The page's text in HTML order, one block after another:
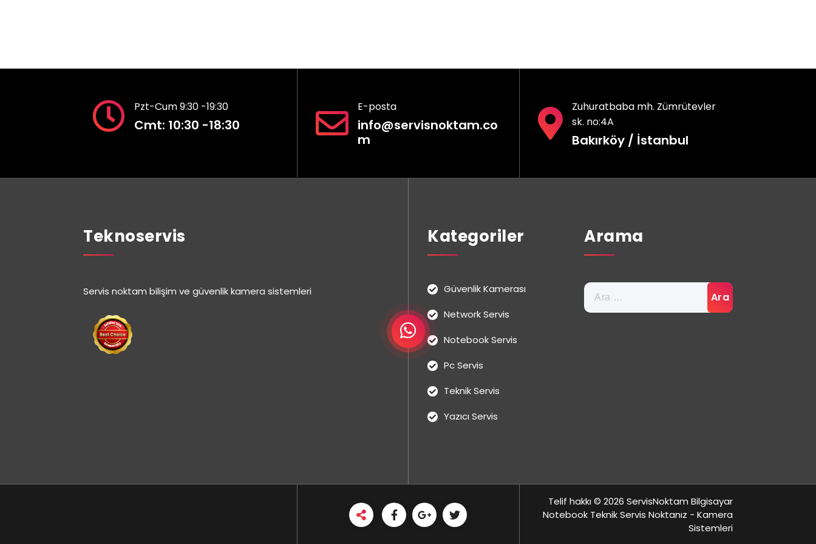
Pzt-Cum 9:30 -19:30
Cmt: 10:30 -18:30
E-posta
info@servisnoktam.co
m
Zuhuratbaba mh. Zümrütevler
sk. no:4A
Bakırköy / İstanbul
Teknoservis
Servis noktam bilişim ve güvenlik kamera sistemleri
Kategoriler
Güvenlik Kamerası
Network Servis
Notebook Servis
Pc Servis
Teknik Servis
Yazıcı Servis
Arama
Arama:
Telif hakkı © 2026 ServisNoktam Bilgisayar
Notebook Teknik Servis Noktanız - Kamera
Sistemleri